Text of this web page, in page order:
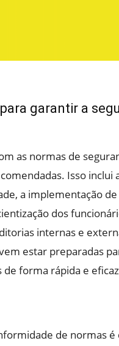
garantir a
as normas de
Isso inclui
a implementação
dos
internas e
estar preparadas
de forma rápida e
de normas é